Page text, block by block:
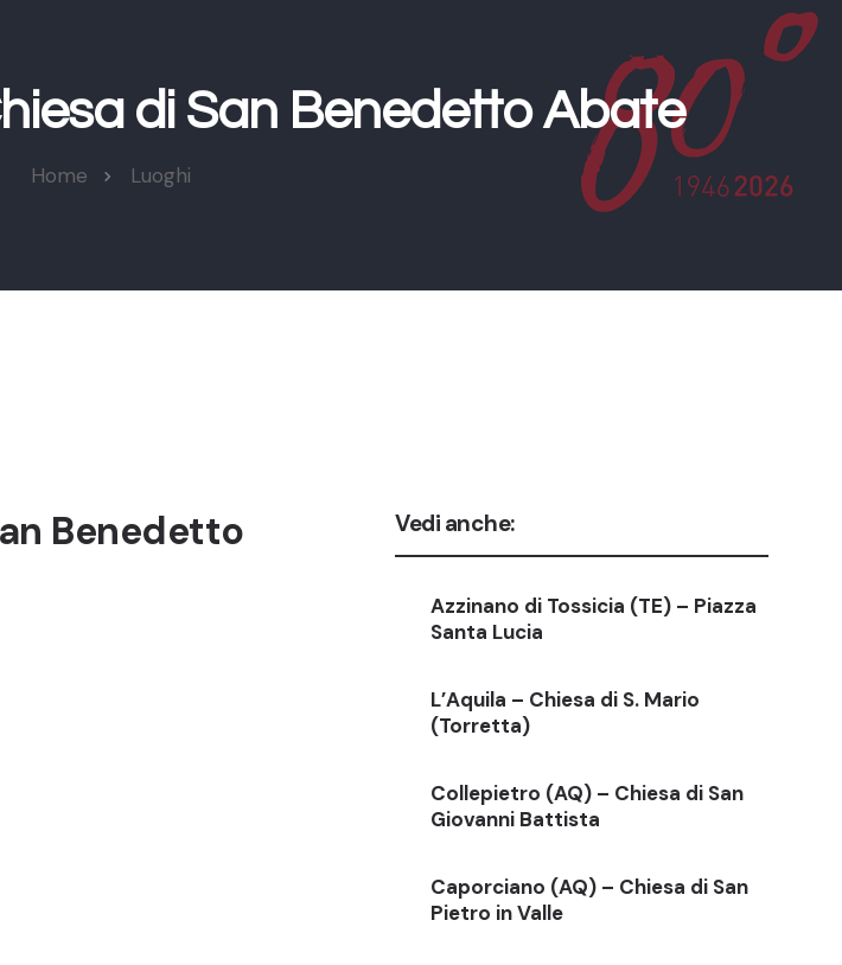
di San Benedetto Abate
Home Luoghi
Benedetto
Vedi anche:
Azzinano di Tossicia (TE) – Piazza
Santa Lucia
L’Aquila – Chiesa di S. Mario
(Torretta)
Collepietro (AQ) – Chiesa di San
Giovanni Battista
Caporciano (AQ) – Chiesa di San
Pietro in Valle